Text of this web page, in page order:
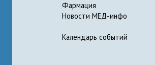
Фармация
Новости МЕД-инфо
Календарь событий